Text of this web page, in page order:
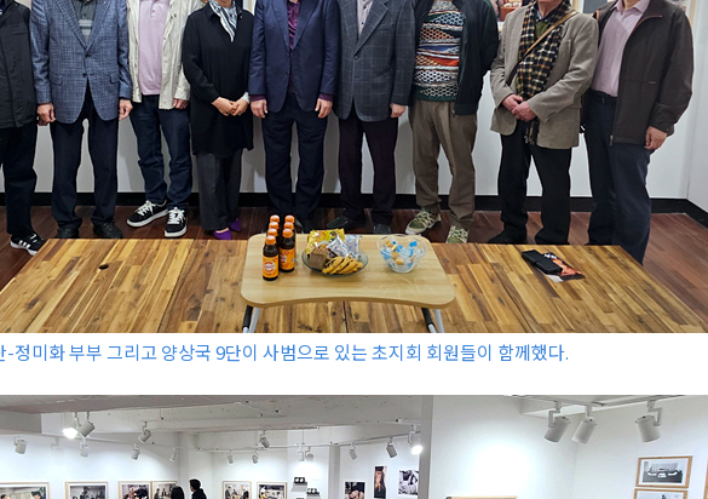
미화 부부 그리고 양상국 9단이 사범으로 있는 초지회 회원들이 함께했다.